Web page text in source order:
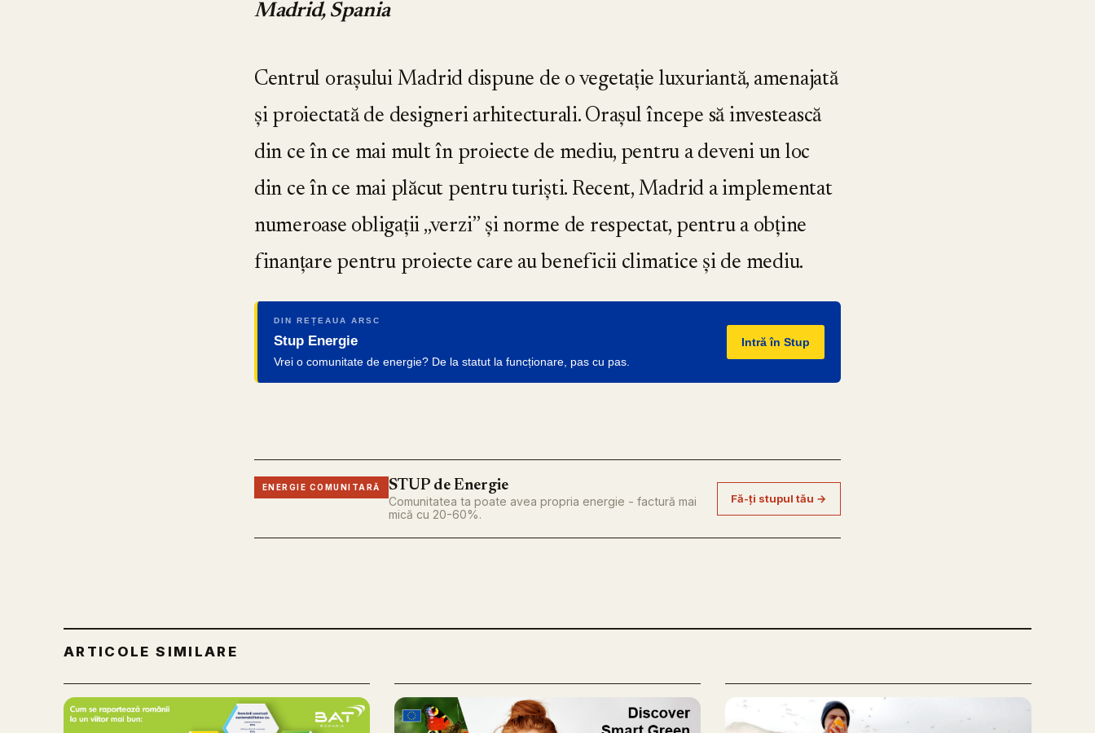
Madrid, Spania
Centrul orașului Madrid dispune de o vegetație luxuriantă, amenajată
și proiectată de designeri arhitecturali. Orașul începe să investească
din ce în ce mai mult în proiecte de mediu, pentru a deveni un loc
din ce în ce mai plăcut pentru turiști. Recent, Madrid a implementat
numeroase obligații „verzi” și norme de respectat, pentru a obține
finanțare pentru proiecte care au beneficii climatice și de mediu.
DIN REȚEAUA ARSC
Stup Energie
Vrei o comunitate de energie? De la statut la funcționare, pas cu pas.
Intră în Stup
ENERGIE COMUNITARĂ STUP de Energie
Comunitatea ta poate avea propria energie - factură mai
mică cu 20-60%.
Fă-ți stupul tău →
ARTICOLE SIMILARE